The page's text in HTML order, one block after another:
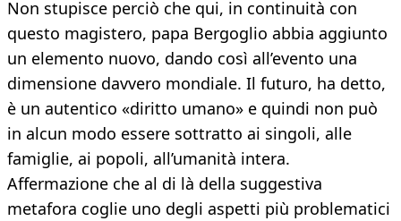
Non stupisce perciò che qui, in continuità con
questo magistero, papa Bergoglio abbia aggiunto
un elemento nuovo, dando così all’evento una
dimensione davvero mondiale. Il futuro, ha detto,
è un autentico «diritto umano» e quindi non può
in alcun modo essere sottratto ai singoli, alle
famiglie, ai popoli, all’umanità intera.
Affermazione che al di là della suggestiva
metafora coglie uno degli aspetti più problematici